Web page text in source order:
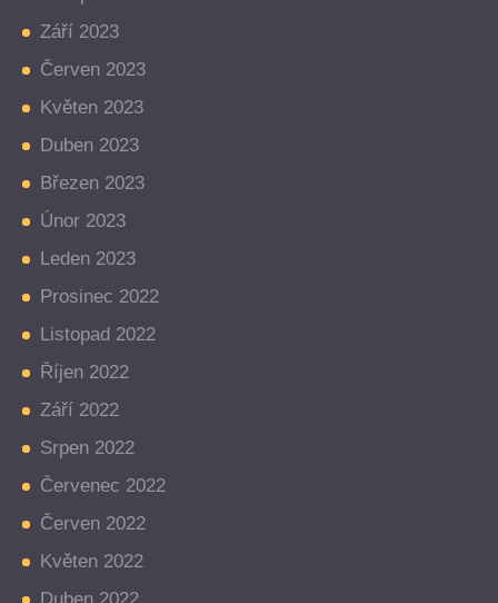
Září 2023
Červen 2023
Květen 2023
Duben 2023
Březen 2023
Únor 2023
Leden 2023
Prosinec 2022
Listopad 2022
Říjen 2022
Září 2022
Srpen 2022
Červenec 2022
Červen 2022
Květen 2022